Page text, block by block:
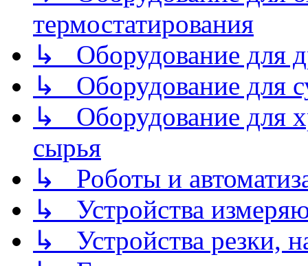
термостатирования
↳ Оборудование для
↳ Оборудование для
↳ Оборудование для
сырья
↳ Роботы и
↳ Устройства
↳ Устройства резки,